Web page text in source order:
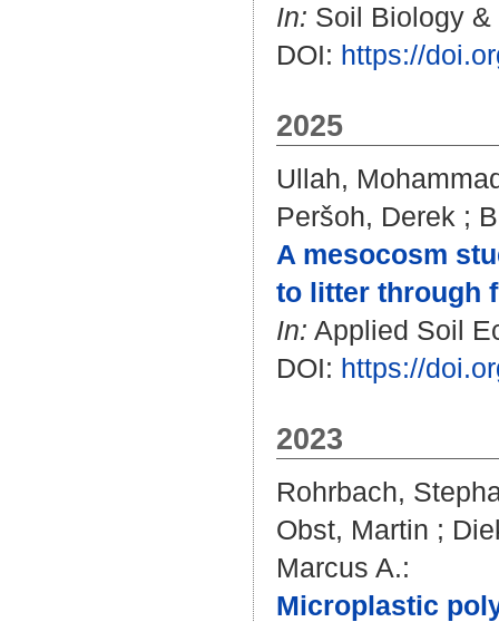
In: Soil Biology &
DOI: https://
2025
Ullah,
Peršoh, Derek ;
A mesocosm
to litter through
In: Applied Soil
DOI: https://
2023
Rohrbach,
Obst, Martin ;
Marcus A.:
Microplastic